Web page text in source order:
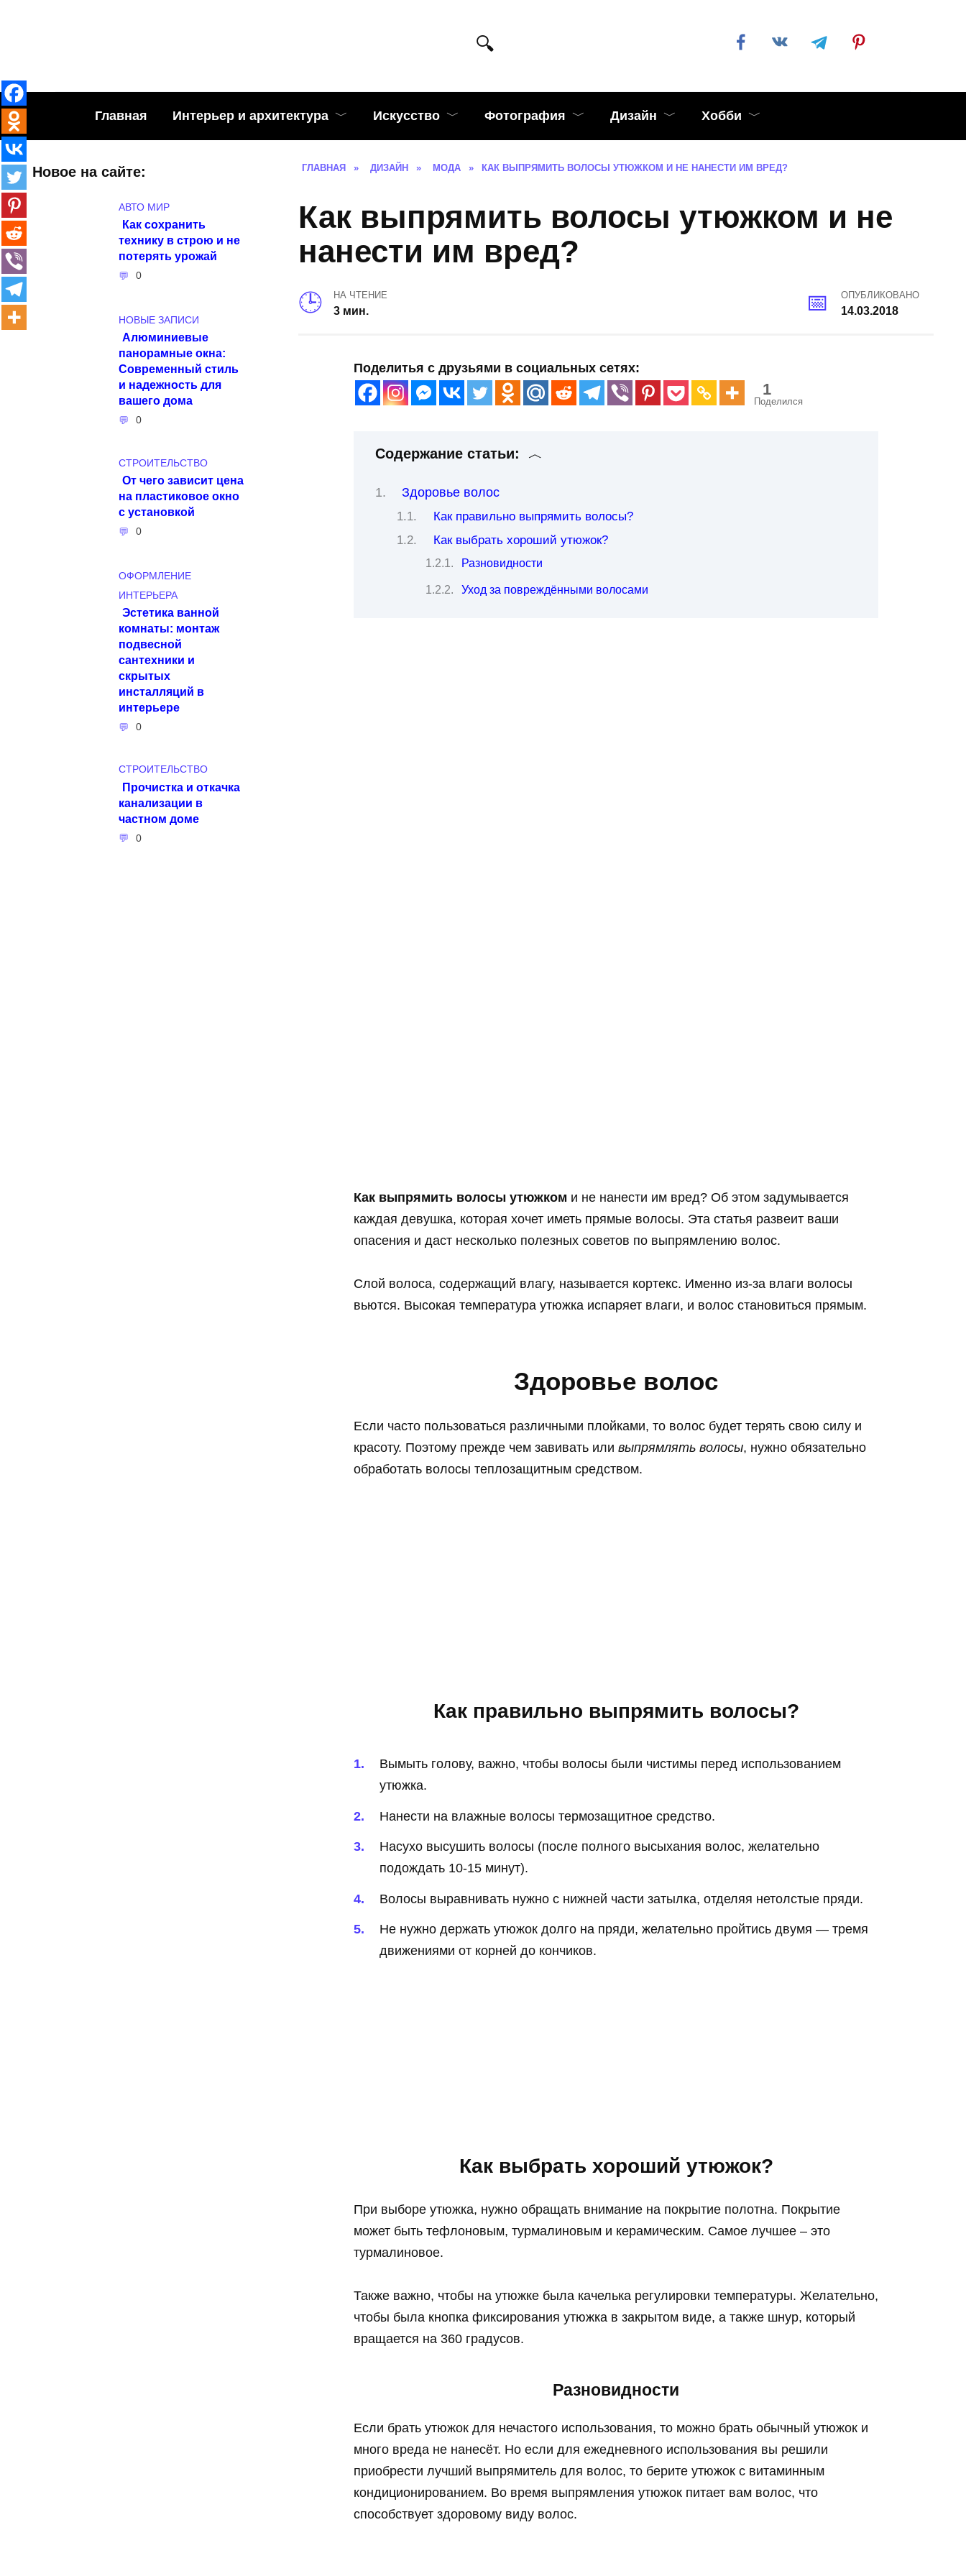
Главная Интерьер и архитектура Искусство Фотография Дизайн Хобби
ГЛАВНАЯ » ДИЗАЙН » МОДА » КАК ВЫПРЯМИТЬ ВОЛОСЫ УТЮЖКОМ И НЕ НАНЕСТИ ИМ ВРЕД?
Как выпрямить волосы утюжком и не
нанести им вред?
НА ЧТЕНИЕ
3 мин.
ОПУБЛИКОВАНО
14.03.2018
Поделитья с друзьями в социальных сетях:
1
Поделился
Содержание статьи:
Здоровье волос
Как правильно выпрямить волосы?
Как выбрать хороший утюжок?
Разновидности
Уход за повреждёнными волосами
Как выпрямить волосы утюжком и не нанести им вред? Об этом задумывается
каждая девушка, которая хочет иметь прямые волосы. Эта статья развеит ваши
опасения и даст несколько полезных советов по выпрямлению волос.
Слой волоса, содержащий влагу, называется кортекс. Именно из-за влаги волосы
вьются. Высокая температура утюжка испаряет влаги, и волос становиться прямым.
Здоровье волос
Если часто пользоваться различными плойками, то волос будет терять свою силу и
красоту. Поэтому прежде чем завивать или выпрямлять волосы, нужно обязательно
обработать волосы теплозащитным средством.
Как правильно выпрямить волосы?
Вымыть голову, важно, чтобы волосы были чистимы перед использованием
утюжка.
Нанести на влажные волосы термозащитное средство.
Насухо высушить волосы (после полного высыхания волос, желательно
подождать 10-15 минут).
Волосы выравнивать нужно с нижней части затылка, отделяя нетолстые пряди.
Не нужно держать утюжок долго на пряди, желательно пройтись двумя — тремя
движениями от корней до кончиков.
Как выбрать хороший утюжок?
При выборе утюжка, нужно обращать внимание на покрытие полотна. Покрытие
может быть тефлоновым, турмалиновым и керамическим. Самое лучшее – это
турмалиновое.
Также важно, чтобы на утюжке была качелька регулировки температуры. Желательно,
чтобы была кнопка фиксирования утюжка в закрытом виде, а также шнур, который
вращается на 360 градусов.
Разновидности
Если брать утюжок для нечастого использования, то можно брать обычный утюжок и
много вреда не нанесёт. Но если для ежедневного использования вы решили
приобрести лучший выпрямитель для волос, то берите утюжок с витаминным
кондиционированием. Во время выпрямления утюжок питает вам волос, что
способствует здоровому виду волос.
Новое на сайте:
АВТО МИР
Как сохранить
технику в строю и не
потерять урожай
0
НОВЫЕ ЗАПИСИ
Алюминиевые
панорамные окна:
Современный стиль
и надежность для
вашего дома
0
СТРОИТЕЛЬСТВО
От чего зависит цена
на пластиковое окно
с установкой
0
ОФОРМЛЕНИЕ
ИНТЕРЬЕРА
Эстетика ванной
комнаты: монтаж
подвесной
сантехники и
скрытых
инсталляций в
интерьере
0
СТРОИТЕЛЬСТВО
Прочистка и откачка
канализации в
частном доме
0